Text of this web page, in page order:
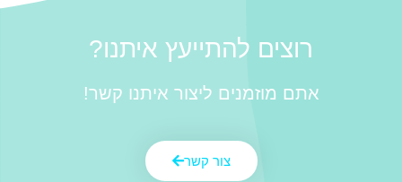
רוצים להתייעץ איתנו?
אתם מוזמנים ליצור איתנו קשר!
צור קשר